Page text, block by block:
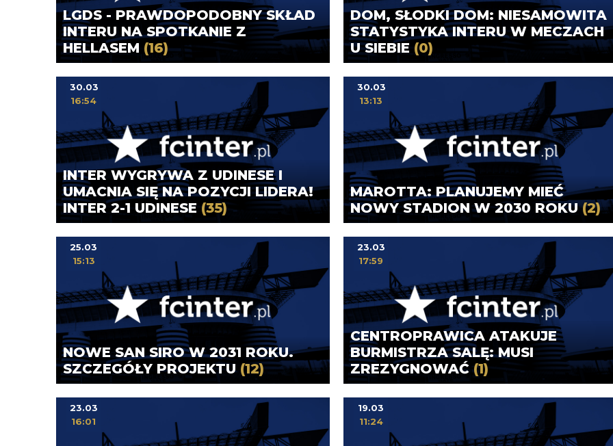
LGDS - PRAWDOPODOBNY SKŁAD
INTERU NA SPOTKANIE Z
HELLASEM (16)
DOM, SŁODKI DOM: NIESAMOWITA
STATYSTYKA INTERU W MECZACH
U SIEBIE (0)
INTER WYGRYWA Z UDINESE I
UMACNIA SIĘ NA POZYCJI LIDERA!
INTER 2-1 UDINESE (35)
30.03
16:54
MAROTTA: PLANUJEMY MIEĆ
NOWY STADION W 2030 ROKU(2)
30.03
13:13
NOWE SAN SIRO W 2031 ROKU.
SZCZEGÓŁY PROJEKTU (12)
25.03
15:13
CENTROPRAWICA ATAKUJE
BURMISTRZA SALĘ: MUSI
ZREZYGNOWAĆ(1)
23.03
17:59
23.03
16:01
19.03
11:24